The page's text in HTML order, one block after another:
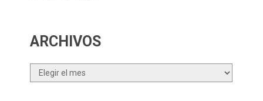
ARCHIVOS
Archivos